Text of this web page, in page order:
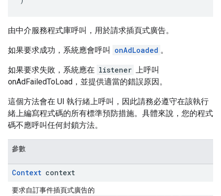
由中介服務程式庫呼叫，用於請求插頁式廣告。
如果要求成功，系統應會呼叫 onAdLoaded 。
如果要求失敗，系統應在 listener 上呼叫
onAdFailedToLoad，並提供適當的錯誤原因。
這個方法會在 UI 執行緒上呼叫，因此請務必遵守在該執行
緒上編寫程式碼的所有標準預防措施。具體來說，您的程式
碼不應呼叫任何封鎖方法。
參數
Context context
要求自訂事件插頁式廣告的